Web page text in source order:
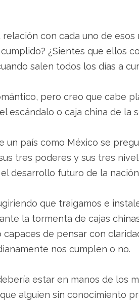
con cada uno de
cumplido? ¿Sientes que ellos
salen todos los días a
pero creo que cabe
escándalo o caja china de la
un país como México se
tres poderes y sus tres
desarrollo futuro de la
que traigamos e
la tormenta de cajas
capaces de pensar con
nos cumplen o no.
estar en manos de los
alguien sin conocimiento